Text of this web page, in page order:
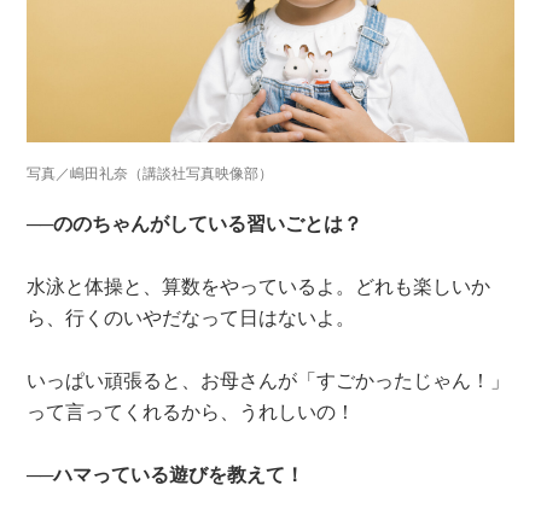
写真／嶋田礼奈（講談社写真映像部）
──ののちゃんがしている習いごとは？
水泳と体操と、算数をやっているよ。どれも楽しいか
ら、行くのいやだなって日はないよ。
いっぱい頑張ると、お母さんが「すごかったじゃん！」
って言ってくれるから、うれしいの！
──ハマっている遊びを教えて！